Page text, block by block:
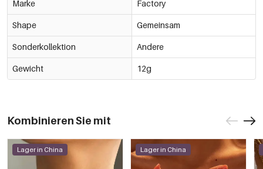
Marke Factory
Shape Gemeinsam
Sonderkollektion Andere
Gewicht 12g
Kombinieren Sie mit
Lager in China Lager in China